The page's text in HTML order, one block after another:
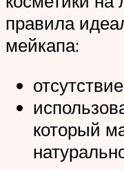
правила
мейкапа:
который